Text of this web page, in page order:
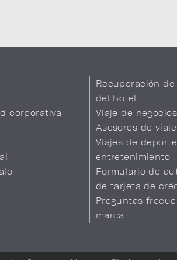
corporativa
Recuperación
del hotel
Viaje de negocios
Asesores de viaje
Viajes de
entretenimiento
Formulario de
de tarjeta de
Preguntas
marca